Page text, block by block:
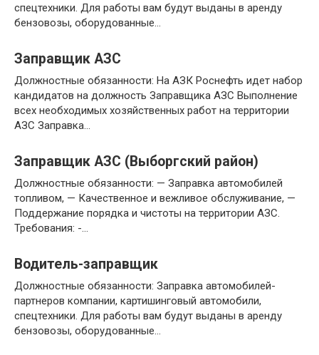
спецтехники. Для работы вам будут выданы в аренду
бензовозы, оборудованные…
Заправщик АЗС
Должностные обязанности: На АЗК Роснефть идет набор
кандидатов на должность Заправщика АЗС Выполнение
всех необходимых хозяйственных работ на территории
АЗС Заправка…
Заправщик АЗС (Выборгский район)
Должностные обязанности: — Заправка автомобилей
топливом, — Качественное и вежливое обслуживание, —
Поддержание порядка и чистоты на территории АЗС.
Требования: -…
Водитель-заправщик
Должностные обязанности: Заправка автомобилей-
партнеров компании, картишинговый автомобили,
спецтехники. Для работы вам будут выданы в аренду
бензовозы, оборудованные…